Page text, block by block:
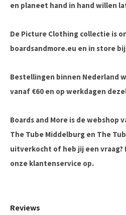
en planeet hand in hand willen
De Picture Clothing collectie is
boardsandmore.eu en in store
Bestellingen binnen Nederland
vanaf €60 en op werkdagen
Boards and More is de webshop
The Tube Middelburg en The
uitverkocht of heb jij een vraag?
onze klantenservice op.
Reviews